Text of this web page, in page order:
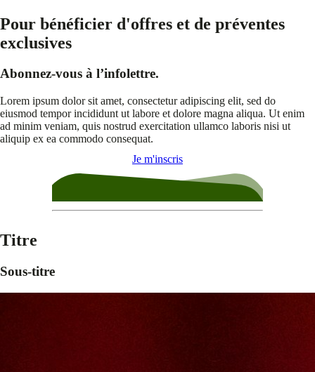
Pour bénéficier d'offres et de préventes
exclusives
Abonnez-vous à l’infolettre.
Lorem ipsum dolor sit amet, consectetur adipiscing elit, sed do
eiusmod tempor incididunt ut labore et dolore magna aliqua. Ut enim
ad minim veniam, quis nostrud exercitation ullamco laboris nisi ut
aliquip ex ea commodo consequat.
Je m'inscris
Titre
Sous-titre